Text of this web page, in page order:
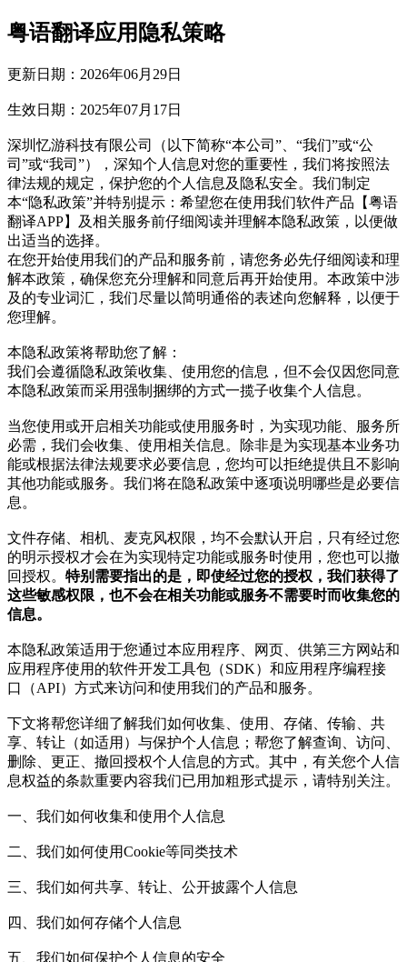
粤语翻译应用隐私策略
更新日期：2026年06月29日
生效日期：2025年07月17日
深圳忆游科技有限公司
（以下简称“本公司”、“我们”或“公
司”或“我司”），深知个人信息对您的重要性，我们将按照法
律法规的规定，保护您的个人信息及隐私安全。我们制定
本“隐私政策”并特别提示：希望您在使用我们软件产品【粤语
翻译APP】及相关服务前仔细阅读并理解本隐私政策，以便做
出适当的选择。
在您开始使用我们的产品和服务前，请您务必先仔细阅读和理
解本政策，确保您充分理解和同意后再开始使用。本政策中涉
及的专业词汇，我们尽量以简明通俗的表述向您解释，以便于
您理解。
本隐私政策将帮助您了解：
我们会遵循隐私政策收集、使用您的信息，但不会仅因您同意
本隐私政策而采用强制捆绑的方式一揽子收集个人信息。
当您使用或开启相关功能或使用服务时，为实现功能、服务所
必需，我们会收集、使用相关信息。除非是为实现基本业务功
能或根据法律法规要求必要信息，您均可以拒绝提供且不影响
其他功能或服务。我们将在隐私政策中逐项说明哪些是必要信
息。
文件存储、相机、麦克风权限，均不会默认开启，只有经过您
的明示授权才会在为实现特定功能或服务时使用，您也可以撤
回授权。 特别需要指出的是，即使经过您的授权，我们获得了
这些敏感权限，也不会在相关功能或服务不需要时而收集您的
信息。
本隐私政策适用于您通过本应用程序、网页、供第三方网站和
应用程序使用的软件开发工具包（SDK）和应用程序编程接
口（API）方式来访问和使用我们的产品和服务。
下文将帮您详细了解我们如何收集、使用、存储、传输、共
享、转让（如适用）与保护个人信息；帮您了解查询、访问、
删除、更正、撤回授权个人信息的方式。其中，有关您个人信
息权益的条款重要内容我们已用加粗形式提示，请特别关注。
一、我们如何收集和使用个人信息
二、我们如何使用Cookie等同类技术
三、我们如何共享、转让、公开披露个人信息
四、我们如何存储个人信息
五、我们如何保护个人信息的安全